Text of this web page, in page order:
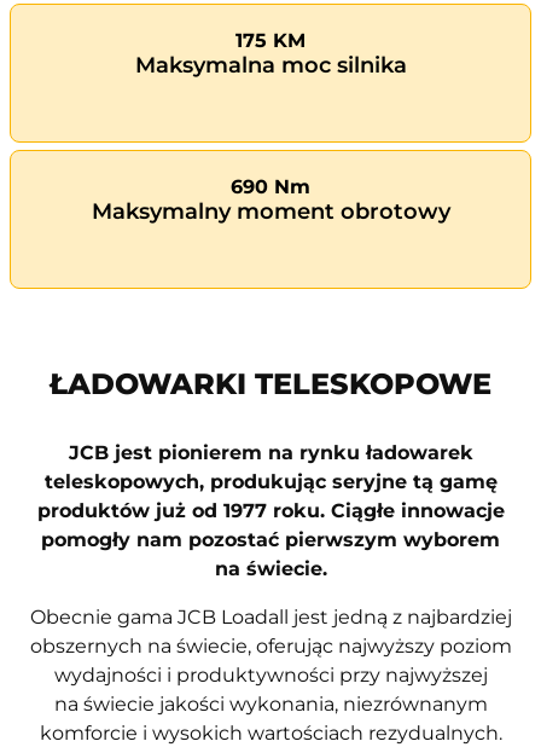
175 KM
Maksymalna moc silnika
690 Nm
Maksymalny moment obrotowy
ŁADOWARKI TELESKOPOWE
JCB jest pionierem na rynku ładowarek
teleskopowych, produkując seryjne tą gamę
produktów już od 1977 roku. Ciągłe innowacje
pomogły nam pozostać pierwszym wyborem
na świecie.
Obecnie gama JCB Loadall jest jedną z najbardziej
obszernych na świecie, oferując najwyższy poziom
wydajności i produktywności przy najwyższej
na świecie jakości wykonania, niezrównanym
komforcie i wysokich wartościach rezydualnych.